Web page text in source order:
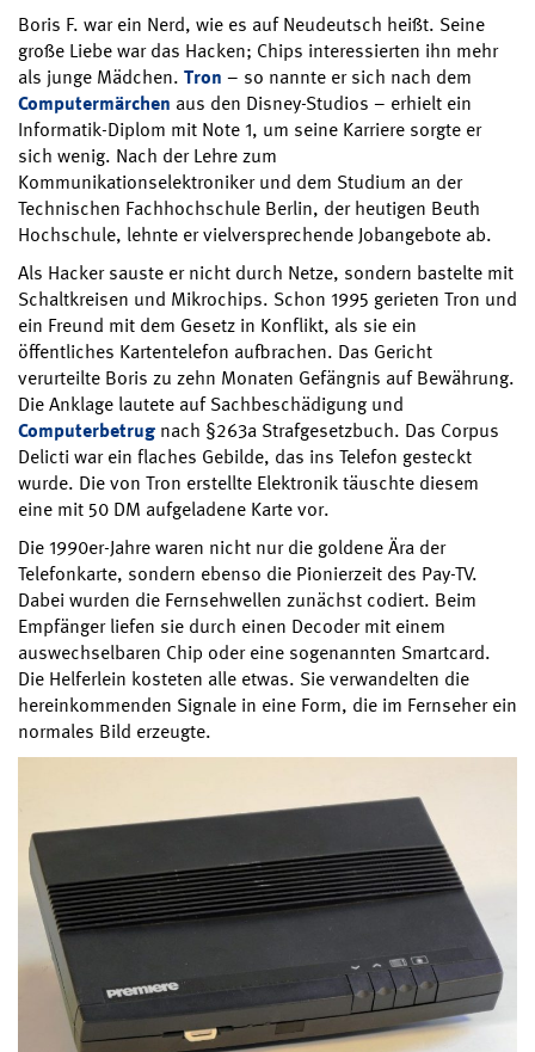
Boris F. war ein Nerd, wie es auf Neudeutsch heißt. Seine
große Liebe war das Hacken; Chips interessierten ihn mehr
als junge Mädchen. Tron – so nannte er sich nach dem
Computermärchen aus den Disney-Studios – erhielt ein
Informatik-Diplom mit Note 1, um seine Karriere sorgte er
sich wenig. Nach der Lehre zum
Kommunikationselektroniker und dem Studium an der
Technischen Fachhochschule Berlin, der heutigen Beuth
Hochschule, lehnte er vielversprechende Jobangebote ab.
Als Hacker sauste er nicht durch Netze, sondern bastelte mit
Schaltkreisen und Mikrochips. Schon 1995 gerieten Tron und
ein Freund mit dem Gesetz in Konflikt, als sie ein
öffentliches Kartentelefon aufbrachen. Das Gericht
verurteilte Boris zu zehn Monaten Gefängnis auf Bewährung.
Die Anklage lautete auf Sachbeschädigung und
Computerbetrugnach §263a Strafgesetzbuch. Das Corpus
Delicti war ein flaches Gebilde, das ins Telefon gesteckt
wurde. Die von Tron erstellte Elektronik täuschte diesem
eine mit 50 DM aufgeladene Karte vor.
Die 1990er-Jahre waren nicht nur die goldene Ära der
Telefonkarte, sondern ebenso die Pionierzeit des Pay-TV.
Dabei wurden die Fernsehwellen zunächst codiert. Beim
Empfänger liefen sie durch einen Decoder mit einem
auswechselbaren Chip oder eine sogenannten Smartcard.
Die Helferlein kosteten alle etwas. Sie verwandelten die
hereinkommenden Signale in eine Form, die im Fernseher ein
normales Bild erzeugte.